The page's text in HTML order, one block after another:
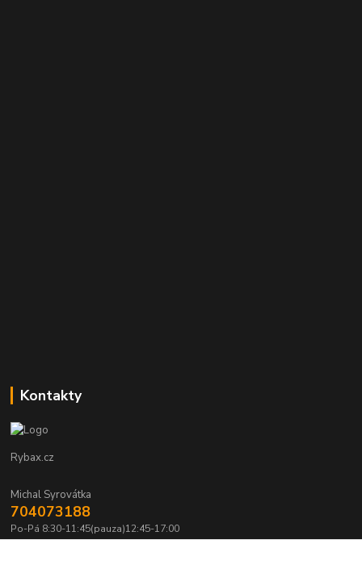
Kontakty
Rybax.cz
Michal Syrovátka
704073188
Po-Pá 8:30-11:45(pauza)12:45-17:00